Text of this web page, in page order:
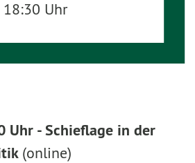
Uhr
Uhr - Schieflage in der
(online)